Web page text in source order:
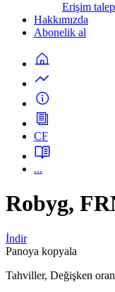
Erişim
Hakkımızda
Abonelik al
CF
...
Robyg,
İndir
Panoya kopyala
Tahviller, Değişken